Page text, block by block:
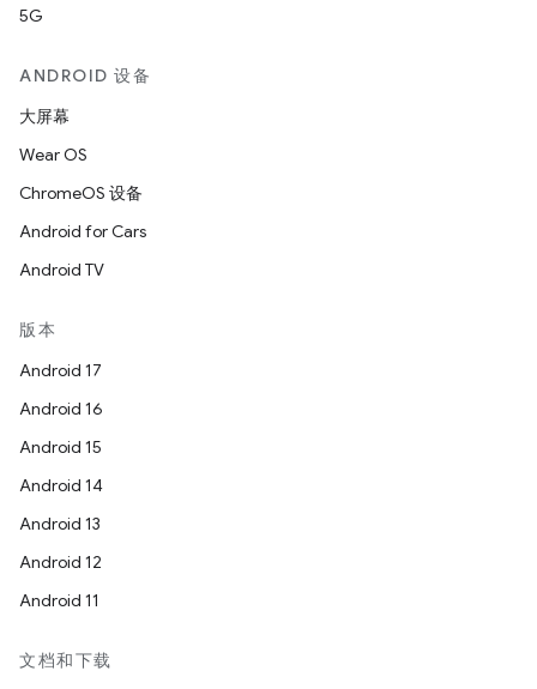
5G
ANDROID 设备
大屏幕
Wear OS
ChromeOS 设备
Android for Cars
Android TV
版本
Android 17
Android 16
Android 15
Android 14
Android 13
Android 12
Android 11
文档和下载